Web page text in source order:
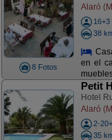
8 Fotos
Alaró
16+3
38
en el
Petit
Hotel
Alaró
2-
35